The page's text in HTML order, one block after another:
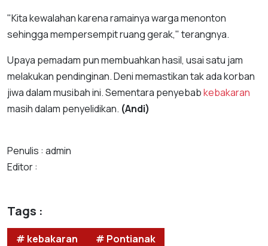
"Kita kewalahan karena ramainya warga menonton
sehingga mempersempit ruang gerak," terangnya.
Upaya pemadam pun membuahkan hasil, usai satu jam
melakukan pendinginan. Deni memastikan tak ada korban
jiwa dalam musibah ini. Sementara penyebabkebakaran
masih dalam penyelidikan. (Andi)
Penulis : admin
Editor :
Tags :
# kebakaran
# Pontianak